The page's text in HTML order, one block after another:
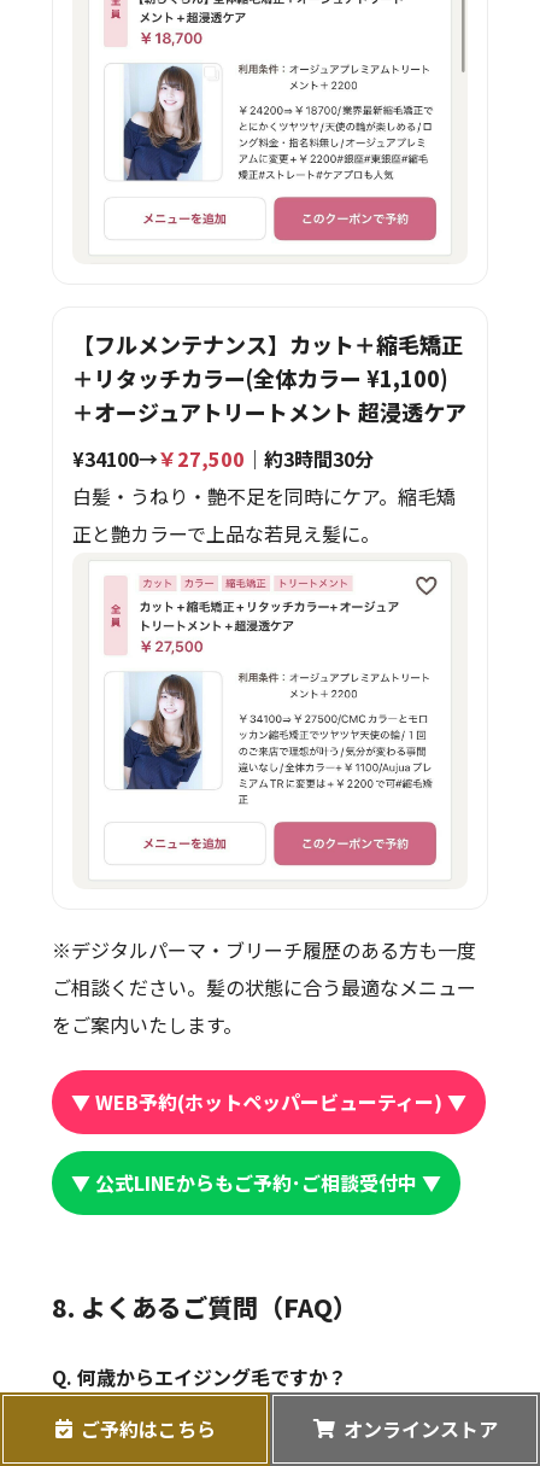
【フルメンテナンス】カット＋縮毛矯正
＋リタッチカラー(全体カラー ¥1,100)
＋オージュアトリートメント 超浸透ケア
¥34100→￥27,500 ｜約3時間30分
白髪・うねり・艶不足を同時にケア。縮毛矯
正と艶カラーで上品な若見え髪に。
※デジタルパーマ・ブリーチ履歴のある方も一度
ご相談ください。髪の状態に合う最適なメニュー
をご案内いたします。
▼ WEB予約(ホットペッパービューティー) ▼
▼ 公式LINEからもご予約･ご相談受付中 ▼
8. よくあるご質問（FAQ）
Q. 何歳からエイジング毛ですか？
A. 個人差はありますが、早い方では30代後半から
ご予約はこちら オンラインストア